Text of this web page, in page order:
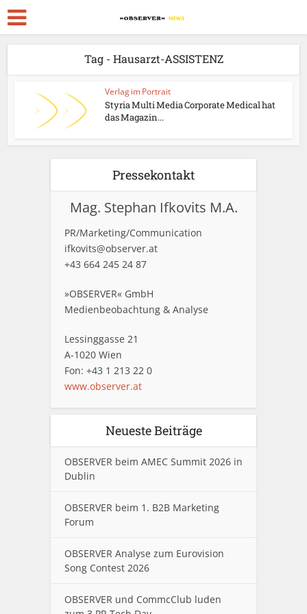
Tag - Hausarzt-ASSISTENZ
Verlag im Portrait
Styria Multi Media Corporate Medical hat
das Magazin...
Pressekontakt
Mag. Stephan Ifkovits M.A.
PR/Marketing/Communication
ifkovits@observer.at
+43 664 245 24 87
»OBSERVER« GmbH
Medienbeobachtung & Analyse
Lessinggasse 21
A-1020 Wien
Fon: +43 1 213 22 0
www.observer.at
Neueste Beiträge
OBSERVER beim AMEC Summit 2026 in
Dublin
OBSERVER beim 1. B2B Marketing
Forum
OBSERVER Analyse zum Eurovision
Song Contest 2026
OBSERVER und CommcClub luden